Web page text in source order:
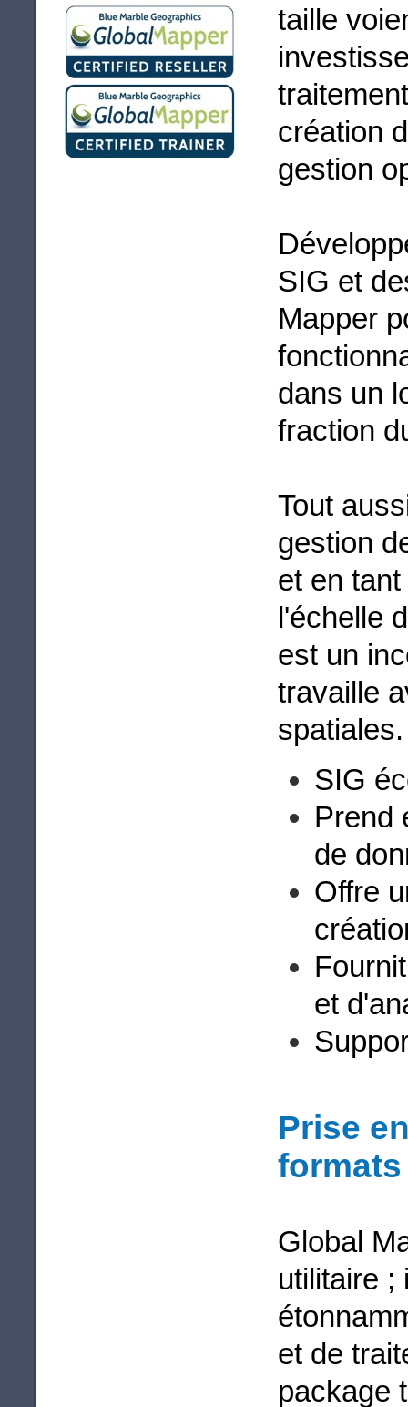
taille
création
gestion
SIG et
Mapper
dans un
fraction
Tout
gestion
et en
l'échelle
est un
travaille
spatiales.
SIG
Prend
de
Offre
et
Prise
formats
Global
utilitaire ;
et de
package